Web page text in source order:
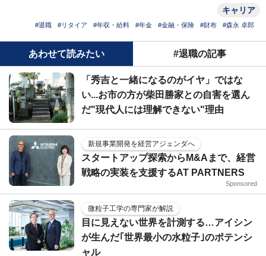
キャリア
#退職 #リタイア #年収・給料 #年金 #金融・保険 #財布 #森永 卓郎
あわせて読みたい #退職の記事
「秀吉と一緒になるのがイヤ」ではな
い...お市の方が柴田勝家との自害を選ん
だ"現代人には理解できない"理由
新規事業開発を経営アジェンダへ
スタートアップ探索からM&Aまで、経営
戦略の実装を支援するAT PARTNERS
Sponsored
微粒子工学の専門家が解説
目に見えない世界を計測する…アイシン
が生んだ｢世界最小の水粒子｣のポテンシ
ャル